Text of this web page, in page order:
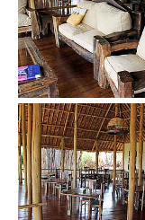
Show larger version